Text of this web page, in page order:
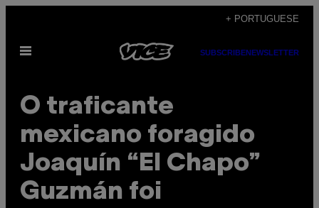
content
+ PORTUGUESE
Open
SUBSCRIBENEWSLETTER
O traficante
mexicano foragido
Joaquín “El Chapo”
Guzmán foi